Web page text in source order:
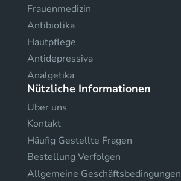
Frauenmedizin
Antibiotika
Hautpflege
Antidepressiva
Analgetika
Nützliche Informationen
Uber uns
Kontakt
Häufig Gestellte Fragen
Bestellung Verfolgen
Allgemeine Geschäftsbedingungen